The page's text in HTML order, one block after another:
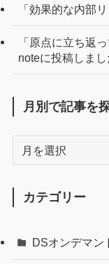
「効果的な内部
「原点に立ち返
noteに投稿しまし
月別で記事を
探
カテゴリー
DSオンデマン